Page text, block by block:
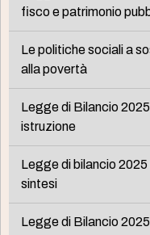
fisco e patrimonio
Le politiche sociali a
alla povertà
Legge di Bilancio
istruzione
Legge di bilancio
sintesi
Legge di Bilancio